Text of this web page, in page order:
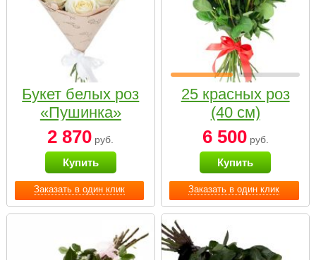
Заказать в один клик
Букет белых роз
«Пушинка»
2 870 руб.
Купить
Заказать в один клик
25 красных роз
(40 см)
6 500руб.
Купить